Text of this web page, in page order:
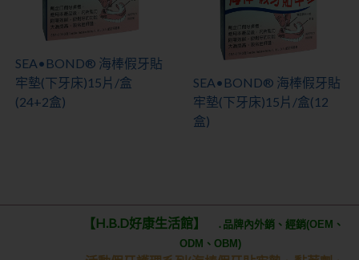
SEA•BOND® 海棒假牙貼
牢墊(下牙床)15片/盒
(24+2盒)
SEA•BOND® 海棒假牙貼
牢墊(下牙床)15片/盒(12
盒)
【H.B.D好康生活館】
․品牌內外銷、經銷(OEM、
ODM、OBM)